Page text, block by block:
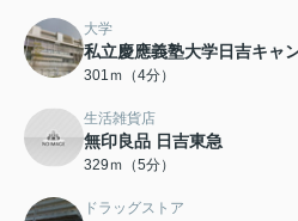
大学
私立慶應義塾大学日吉キャ
301ｍ（4分）
生活雑貨店
無印良品 日吉東急
329ｍ（5分）
ドラッグストア